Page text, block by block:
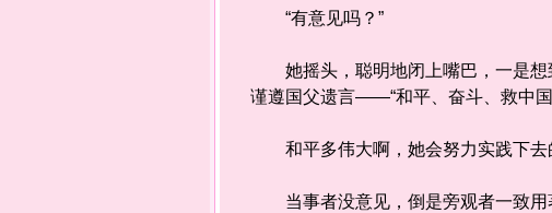
“有意见吗？”
她摇头，聪明地闭上嘴巴，一是想
谨遵国父遗言——“和平、奋斗、救中国
和平多伟大啊，她会努力实践下去
当事者没意见，倒是旁观者一致用